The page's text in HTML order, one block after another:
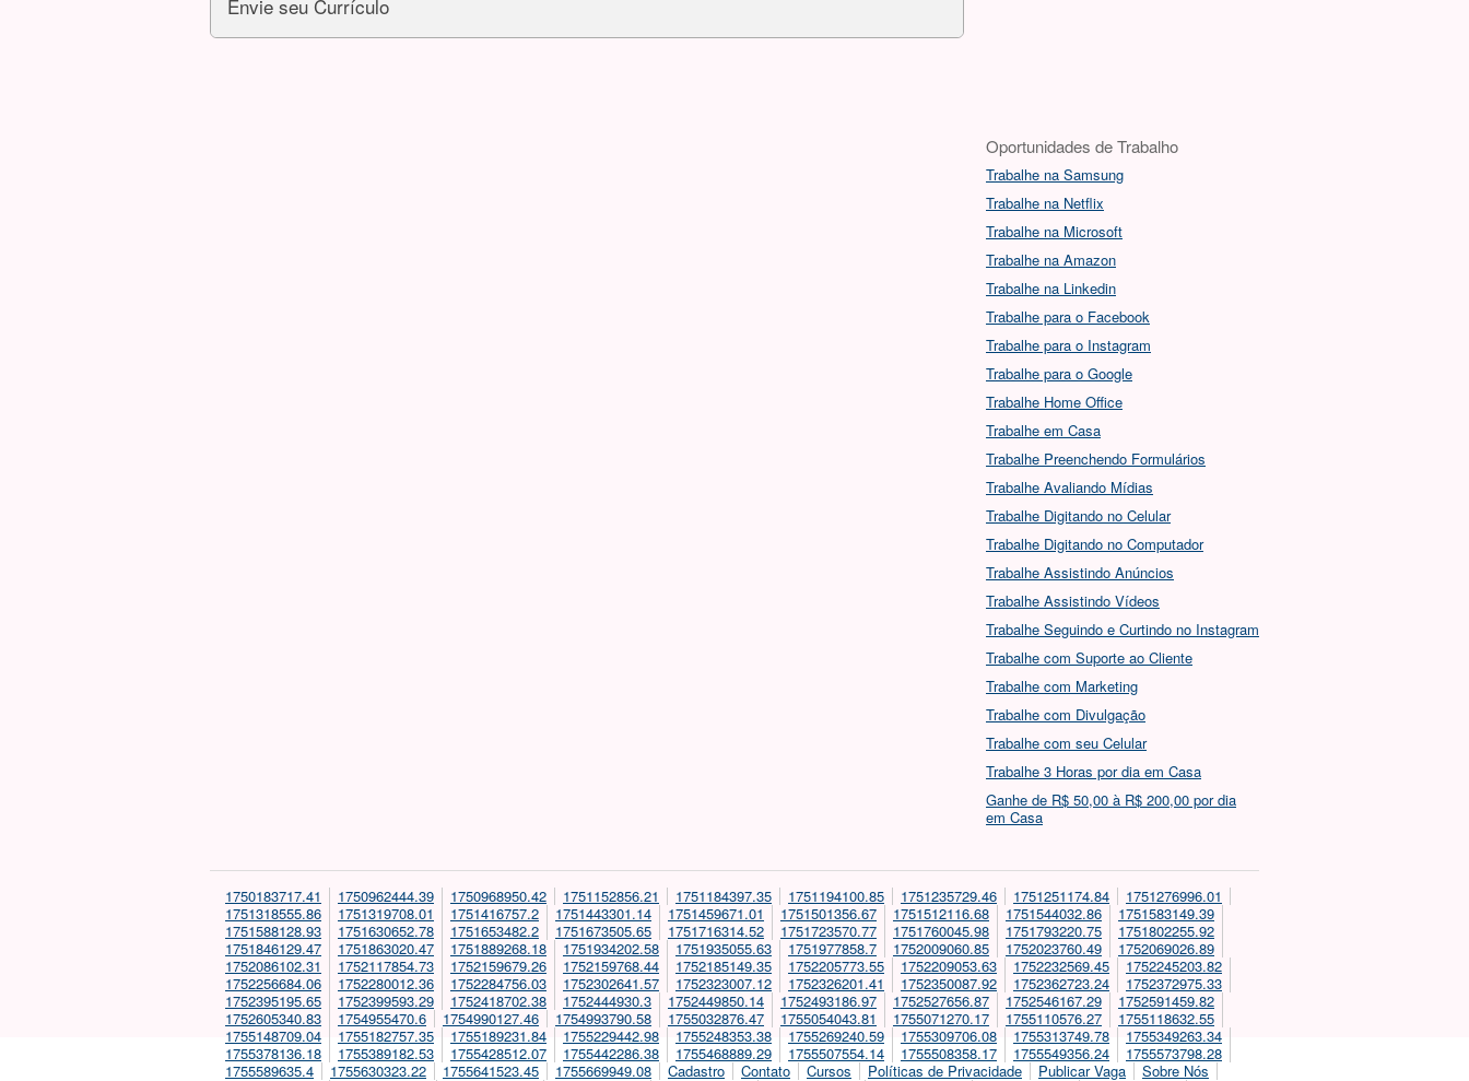
Envie seu Currículo
Oportunidades de Trabalho
Trabalhe na Samsung
Trabalhe na Netflix
Trabalhe na Microsoft
Trabalhe na Amazon
Trabalhe na Linkedin
Trabalhe para o Facebook
Trabalhe para o Instagram
Trabalhe para o Google
Trabalhe Home Office
Trabalhe em Casa
Trabalhe Preenchendo Formulários
Trabalhe Avaliando Mídias
Trabalhe Digitando no Celular
Trabalhe Digitando no Computador
Trabalhe Assistindo Anúncios
Trabalhe Assistindo Vídeos
Trabalhe Seguindo e Curtindo no Instagram
Trabalhe com Suporte ao Cliente
Trabalhe com Marketing
Trabalhe com Divulgação
Trabalhe com seu Celular
Trabalhe 3 Horas por dia em Casa
Ganhe de R$ 50,00 à R$ 200,00 por dia
em Casa
1750183717.41 1750962444.39 1750968950.42 1751152856.21 1751184397.35 1751194100.85 1751235729.46 1751251174.84
1751276996.01
1751318555.86
1751319708.01 1751416757.2 1751443301.14 1751459671.01 1751501356.67 1751512116.68 1751544032.86
1751583149.39
1751588128.93
1751630652.78 1751653482.2 1751673505.65 1751716314.52 1751723570.77 1751760045.98 1751793220.75
1751802255.92
1751846129.47
1751863020.47 1751889268.18 1751934202.58 1751935055.63 1751977858.7 1752009060.85 1752023760.49
1752069026.89
1752086102.31
1752117854.73 1752159679.26 1752159768.44 1752185149.35 1752205773.55 1752209053.63 1752232569.45
1752245203.82
1752256684.06
1752280012.36 1752284756.03 1752302641.57 1752323007.12 1752326201.41 1752350087.92 1752362723.24
1752372975.33
1752395195.65
1752399593.29 1752418702.38 1752444930.3 1752449850.14 1752493186.97 1752527656.87 1752546167.29
1752591459.82
1752605340.83
1754955470.6 1754990127.46 1754993790.58 1755032876.47 1755054043.81 1755071270.17 1755110576.27
1755118632.55
1755148709.04
1755182757.35 1755189231.84 1755229442.98 1755248353.38 1755269240.59 1755309706.08 1755313749.78
1755349263.34
1755378136.18
1755389182.53 1755428512.07 1755442286.38 1755468889.29 1755507554.14 1755508358.17 1755549356.24
1755573798.28
1755589635.4
1755630323.22 1755641523.45 1755669949.08 Cadastro Contato Cursos Políticas de Privacidade Publicar Vaga
Sobre Nós